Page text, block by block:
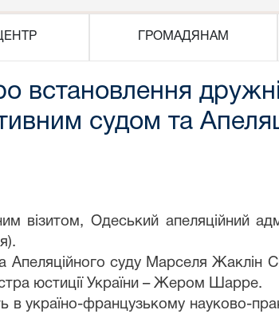
ГРОМАДЯНАМ
встановлення
судом та
им візитом, Одеський апеляційний
.
Апеляційного суду Марселя Жаклін
юстиції України – Жером Шарре.
в україно-французькому науково-